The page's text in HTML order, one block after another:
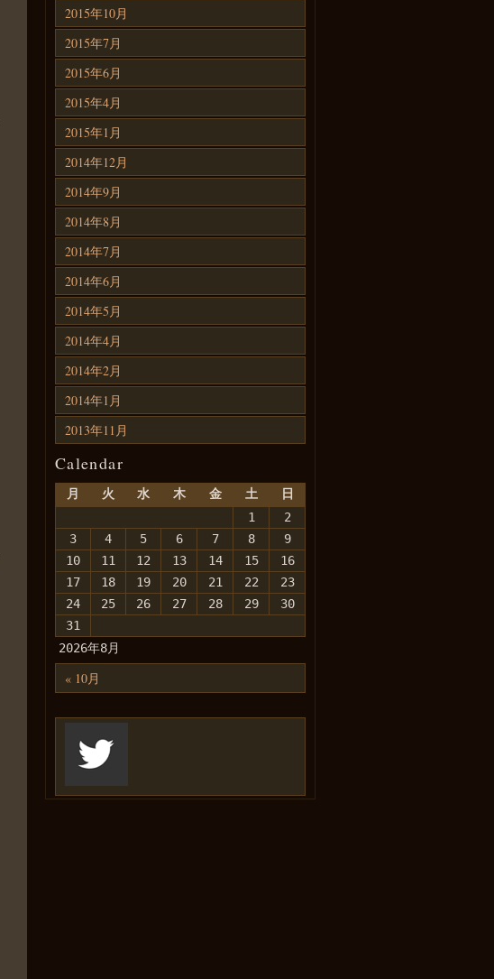
2015年10月
2015年7月
2015年6月
2015年4月
2015年1月
2014年12月
2014年9月
2014年8月
2014年7月
2014年6月
2014年5月
2014年4月
2014年2月
2014年1月
2013年11月
Calendar
2026年8月
月 火 水 木 金 土
日
1
2
3
4 5 6 7 8
9
10
11 12 13 14 15
16
17
18 19 20 21 22
23
24
25 26 27 28 29
30
31
« 10月